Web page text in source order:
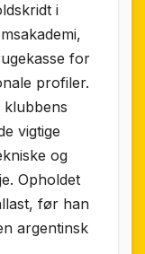
i
for
profiler.
klubbens
vigtige
og
Opholdet
før han
argentinsk